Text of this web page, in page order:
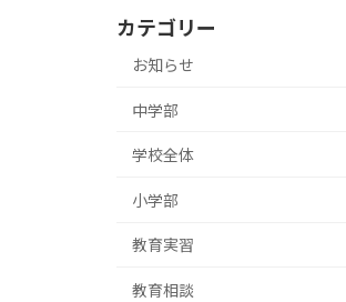
カテゴリー
お知らせ
中学部
学校全体
小学部
教育実習
教育相談